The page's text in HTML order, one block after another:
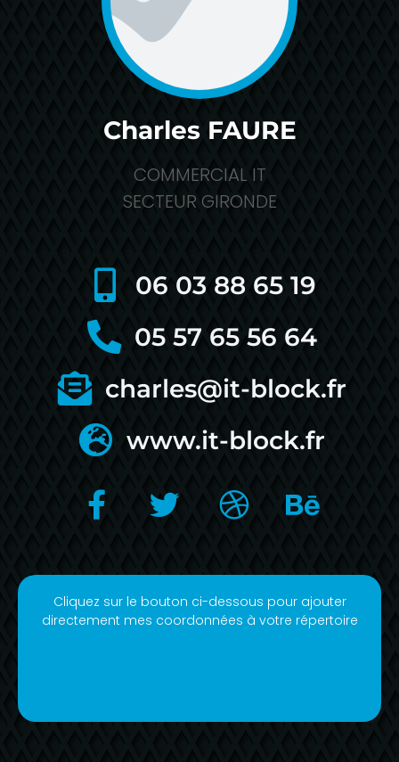
Charles FAURE
COMMERCIAL IT
SECTEUR GIRONDE
06 03 88 65 19
05 57 65 56 64
charles@it-block.fr
www.it-block.fr
Cliquez sur le bouton ci-dessous pour ajouter
directement mes coordonnées à votre répertoire